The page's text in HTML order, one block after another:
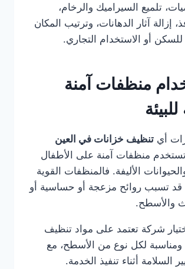
تلميع السيراميك والرخام،
إزالة آثار الدهانات، وترتيب المكان
أو الاستخدام التجاري.
منظفات آمنة
أي تنظيف خزانات في العين
تستخدم منظفات آمنة على الأطفال
الأليفة. فالمنظفات القوية
قد تسبب روائح مزعجة أو حساسية أو
والأسطح.
شركة تعتمد على مواد تنظيف
ومناسبة لكل نوع من الأسطح، مع
السلامة أثناء تنفيذ الخدمة.